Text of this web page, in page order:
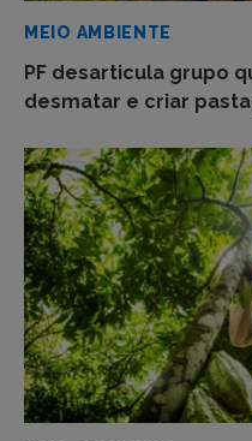
MEIO AMBIENTE
PF desarticula grupo
desmatar e criar